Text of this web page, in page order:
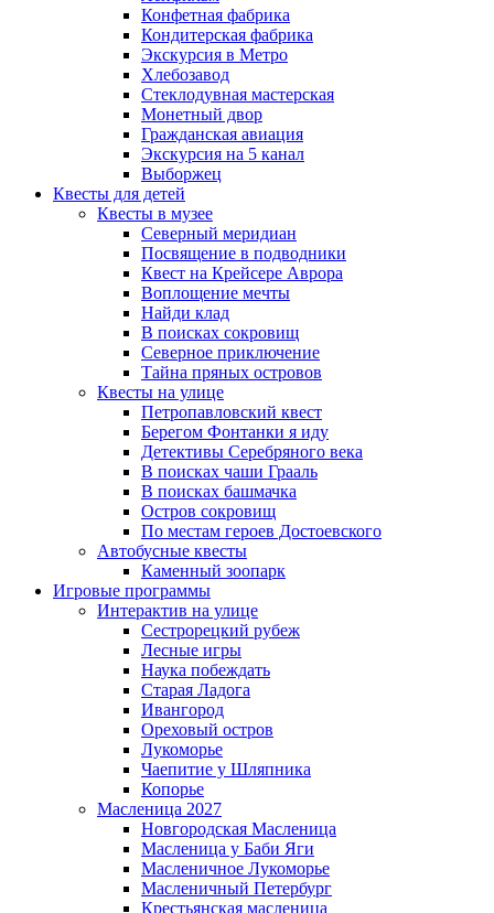
Конфетная фабрика
Кондитерская фабрика
Экскурсия в Метро
Хлебозавод
Стеклодувная мастерская
Монетный двор
Гражданская авиация
Экскурсия на 5 канал
Выборжец
Квесты для детей
Квесты в музее
Северный меридиан
Посвящение в подводники
Квест на Крейсере Аврора
Воплощение мечты
Найди клад
В поисках сокровищ
Северное приключение
Тайна пряных островов
Квесты на улице
Петропавловский квест
Берегом Фонтанки я иду
Детективы Серебряного века
В поисках чаши Грааль
В поисках башмачка
Остров сокровищ
По местам героев Достоевского
Автобусные квесты
Каменный зоопарк
Игровые программы
Интерактив на улице
Сестрорецкий рубеж
Лесные игры
Наука побеждать
Старая Ладога
Ивангород
Ореховый остров
Лукоморье
Чаепитие у Шляпника
Копорье
Масленица 2027
Новгородская Масленица
Масленица у Баби Яги
Масленичное Лукоморье
Масленичный Петербург
Крестьянская масленица